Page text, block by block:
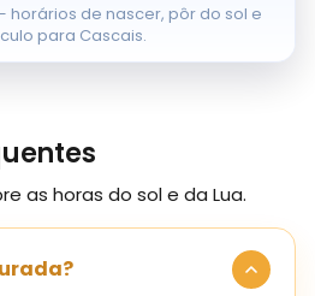
horários de nascer, pôr do sol e
para Cascais.
as horas do sol e da Lua.